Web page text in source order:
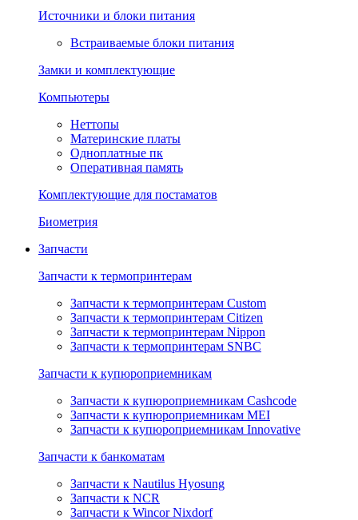
Источники и блоки питания
Встраиваемые блоки питания
Замки и комплектующие
Компьютеры
Неттопы
Материнские платы
Одноплатные пк
Оперативная память
Комплектующие для постаматов
Биометрия
Запчасти
Запчасти к термопринтерам
Запчасти к термопринтерам Custom
Запчасти к термопринтерам Citizen
Запчасти к термопринтерам Nippon
Запчасти к термопринтерам SNBC
Запчасти к купюроприемникам
Запчасти к купюроприемникам Cashcode
Запчасти к купюроприемникам MEI
Запчасти к купюроприемникам Innovative
Запчасти к банкоматам
Запчасти к Nautilus Hyosung
Запчасти к NCR
Запчасти к Wincor Nixdorf